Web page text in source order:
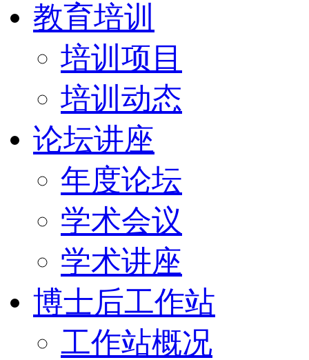
教育培训
培训项目
培训动态
论坛讲座
年度论坛
学术会议
学术讲座
博士后工作站
工作站概况